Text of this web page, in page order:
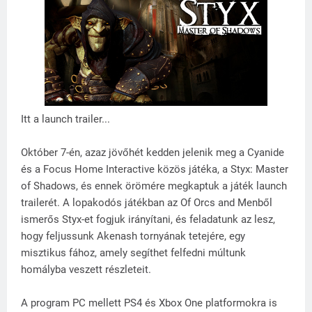
Itt a launch trailer...
Október 7-én, azaz jövőhét kedden jelenik meg a Cyanide
és a Focus Home Interactive közös játéka, a Styx: Master
of Shadows, és ennek örömére megkaptuk a játék launch
trailerét. A lopakodós játékban az Of Orcs and Menből
ismerős Styx-et fogjuk irányítani, és feladatunk az lesz,
hogy feljussunk Akenash tornyának tetejére, egy
misztikus fához, amely segíthet felfedni múltunk
homályba veszett részleteit.
A program PC mellett PS4 és Xbox One platformokra is